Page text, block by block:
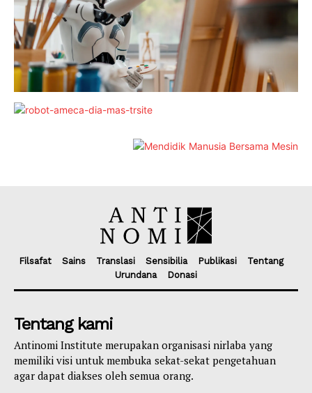
Filsafat Sains Translasi Sensibilia Publikasi
Tentang
Urundana
Donasi
Tentang kami
Antinomi Institute merupakan organisasi nirlaba yang
memiliki visi untuk membuka sekat-sekat pengetahuan
agar dapat diakses oleh semua orang.